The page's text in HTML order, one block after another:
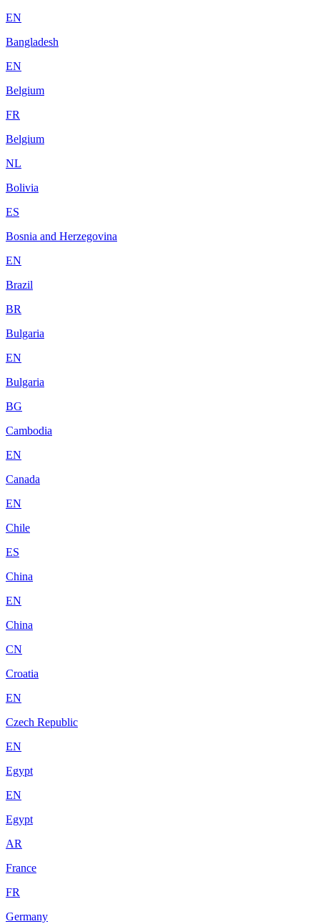
EN
Bangladesh
EN
Belgium
FR
Belgium
NL
Bolivia
ES
Bosnia and Herzegovina
EN
Brazil
BR
Bulgaria
EN
Bulgaria
BG
Cambodia
EN
Canada
EN
Chile
ES
China
EN
China
CN
Croatia
EN
Czech Republic
EN
Egypt
EN
Egypt
AR
France
FR
Germany